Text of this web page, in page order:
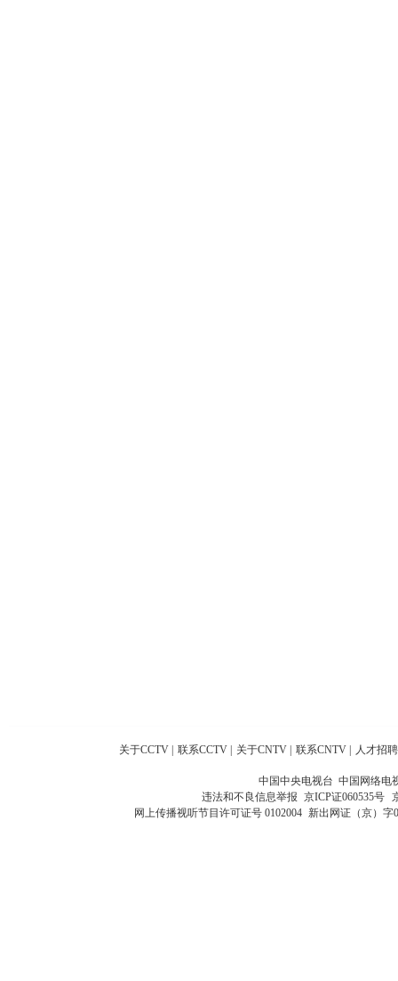
关于CCTV 联系CCTV 关于CNTV 联系CNTV 人才招聘
中国中央电视台 中国网络电
违法和不良信息举报 京ICP证060535号
网上传播视听节目许可证号 0102004 新出网证（京）